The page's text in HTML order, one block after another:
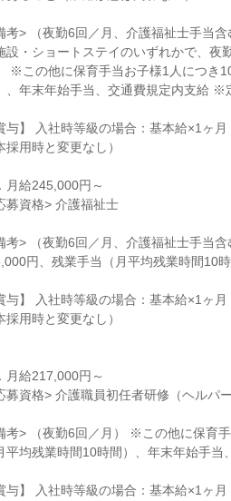
考> （夜勤6回／月、介護福祉士手当
設・ショートステイのいずれかで、夜
※この他に保育手当お子様1人につき
、年末年始手当、交通費規定内支給 ※
与】 入社時等級の場合：基本給×1
採用時と変更なし）
月給245,000円～
募資格> 介護福祉士
考> （夜勤6回／月、介護福祉士手当
円、残業手当（月平均残業時間10
与】 入社時等級の場合：基本給×1
採用時と変更なし）
月給217,000円～
募資格> 介護職員初任者研修（ヘル
考> （夜勤6回／月） ※この他に保育
平均残業時間10時間）、年末年始手
与】 入社時等級の場合：基本給×1